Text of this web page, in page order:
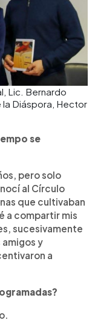
Lic. Bernardo
la Diáspora, Hector
se
pero solo
al Círculo
que cultivaban
a compartir mis
sucesivamente
y
a